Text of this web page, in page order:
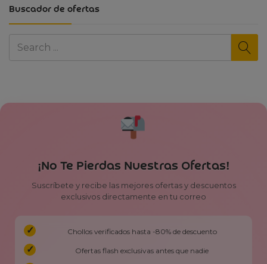
Buscador de ofertas
¡No Te Pierdas Nuestras Ofertas!
Suscríbete y recibe las mejores ofertas y descuentos
exclusivos directamente en tu correo
Chollos verificados hasta -80% de descuento
Ofertas flash exclusivas antes que nadie